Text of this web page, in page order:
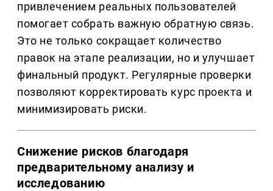
привлечением реальных пользователей
помогает собрать важную обратную связь.
Это не только сокращает количество
правок на этапе реализации, но и улучшает
финальный продукт. Регулярные проверки
позволяют корректировать курс проекта и
минимизировать риски.
Снижение рисков благодаря
предварительному анализу и
исследованию